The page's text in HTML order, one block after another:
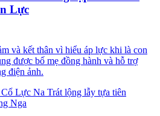
Lực
và kết thân vì hiểu áp lực khi là con
được bố mẹ đồng hành và hỗ trợ
điện ảnh.